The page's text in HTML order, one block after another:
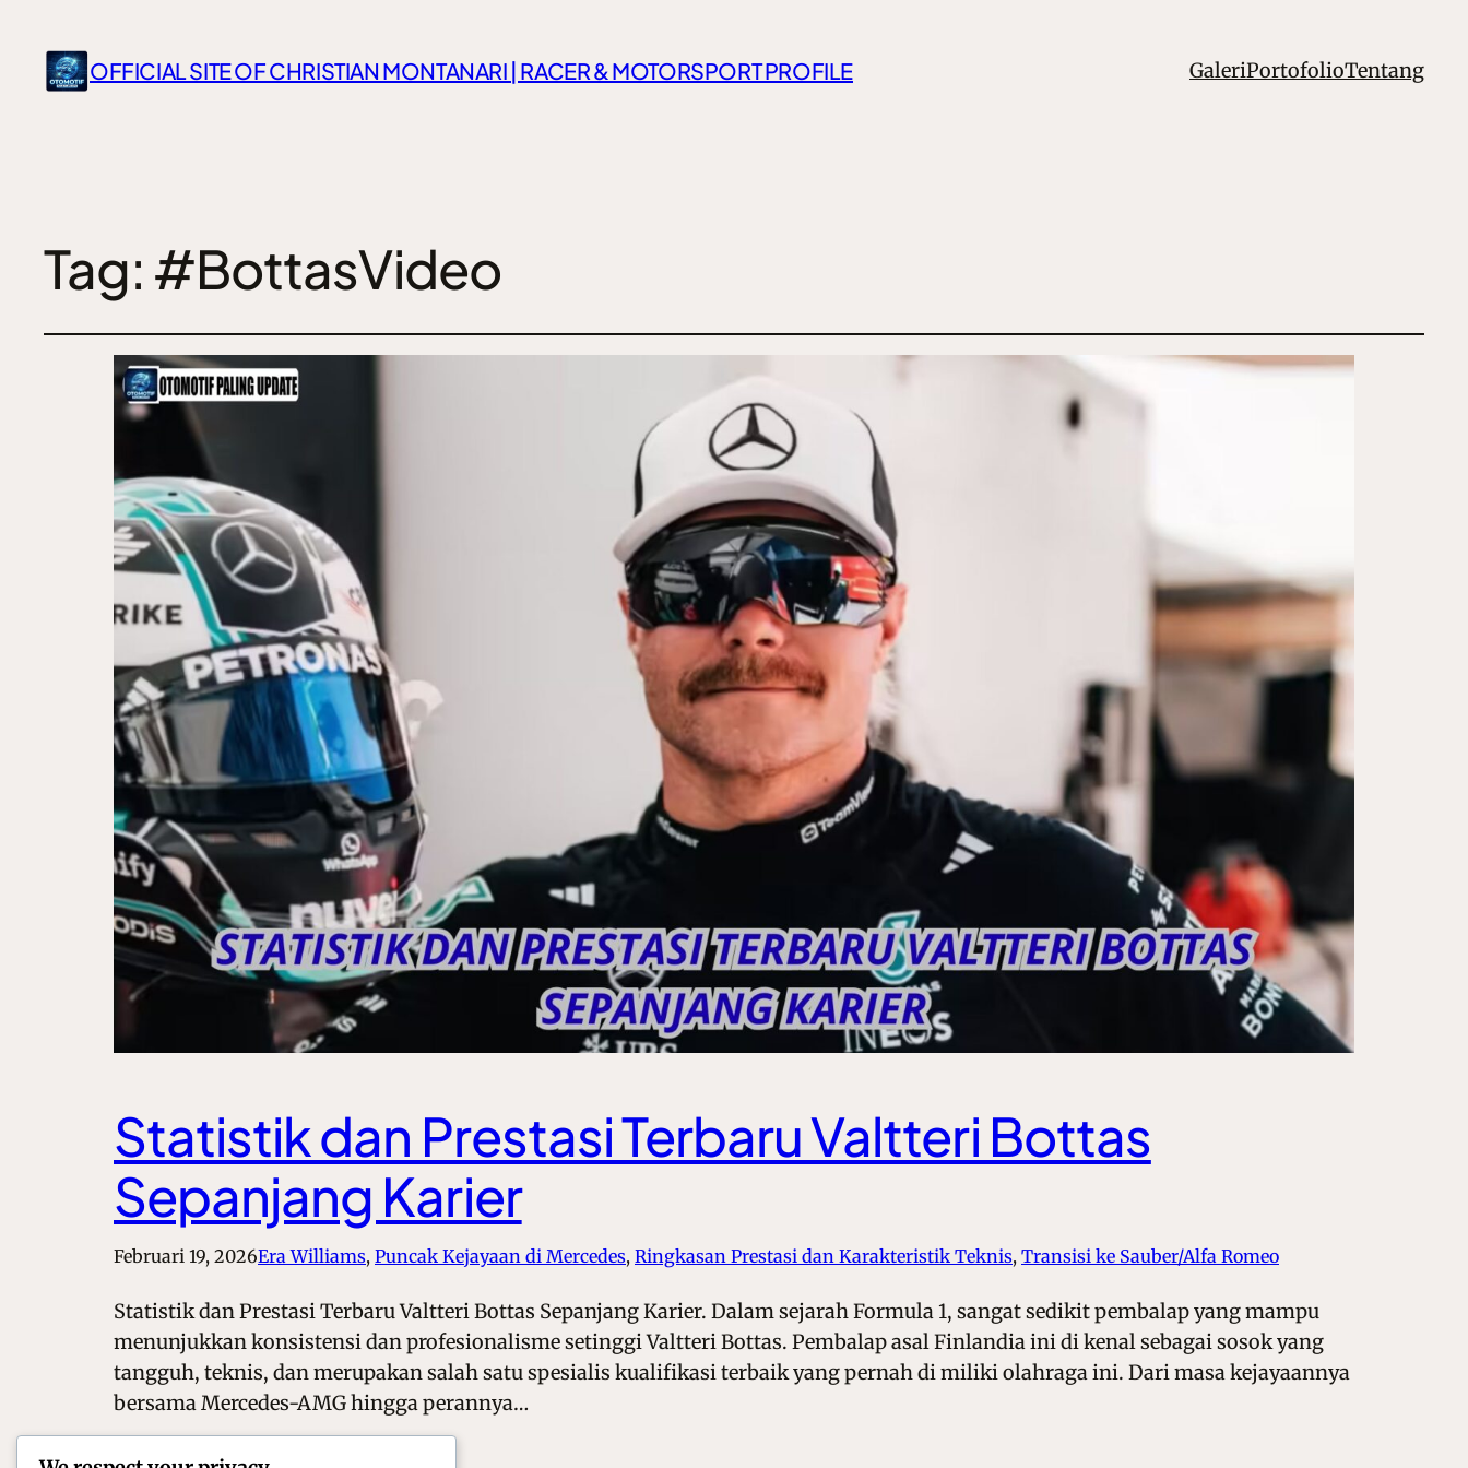
OFFICIAL SITE OF CHRISTIAN MONTANARI | RACER & MOTORSPORT PROFILE GaleriPortofolioTentang
Tag: #BottasVideo
Statistik dan Prestasi Terbaru Valtteri Bottas
Sepanjang Karier
Februari 19, 2026Era Williams, Puncak Kejayaan di Mercedes, Ringkasan Prestasi dan Karakteristik Teknis, Transisi ke Sauber/Alfa Romeo
Statistik dan Prestasi Terbaru Valtteri Bottas Sepanjang Karier. Dalam sejarah Formula 1, sangat sedikit pembalap yang mampu
menunjukkan konsistensi dan profesionalisme setinggi Valtteri Bottas. Pembalap asal Finlandia ini di kenal sebagai sosok yang
tangguh, teknis, dan merupakan salah satu spesialis kualifikasi terbaik yang pernah di miliki olahraga ini. Dari masa kejayaannya
bersama Mercedes-AMG hingga perannya…